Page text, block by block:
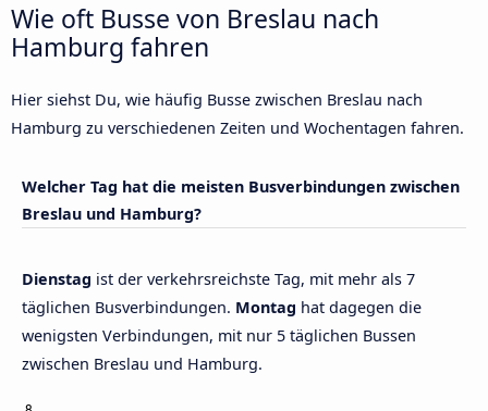
Wie oft Busse von Breslau nach
Hamburg fahren
Hier siehst Du, wie häufig Busse zwischen Breslau nach
Hamburg zu verschiedenen Zeiten und Wochentagen fahren.
Welcher Tag hat die meisten Busverbindungen zwischen
Breslau und Hamburg?
Dienstag ist der verkehrsreichste Tag, mit mehr als 7
täglichen Busverbindungen. Montag hat dagegen die
wenigsten Verbindungen, mit nur 5 täglichen Bussen
zwischen Breslau und Hamburg.